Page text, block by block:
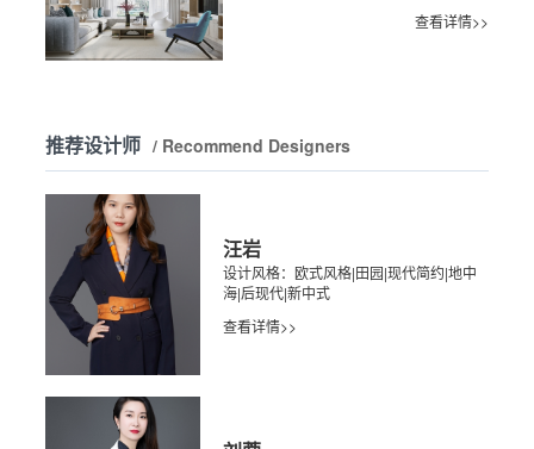
查看详情>>
推荐设计师 / Recommend Designers
汪岩
设计风格：欧式风格|田园|现代简约|地中
海|后现代|新中式
查看详情>>